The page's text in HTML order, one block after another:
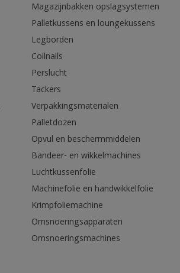
Magazijnbakken opslagsystemen
Palletkussens en loungekussens
Legborden
Coilnails
Perslucht
Tackers
Verpakkingsmaterialen
Palletdozen
Opvul en beschermmiddelen
Bandeer- en wikkelmachines
Luchtkussenfolie
Machinefolie en handwikkelfolie
Krimpfoliemachine
Omsnoeringsapparaten
Omsnoeringsmachines